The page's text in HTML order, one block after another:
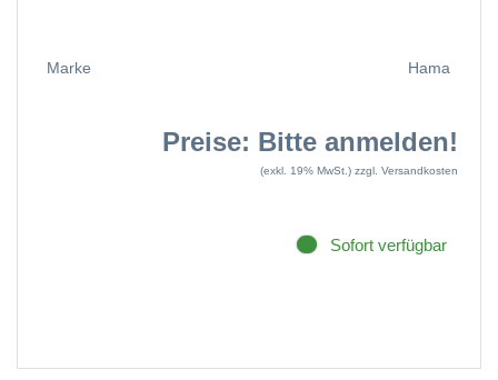
Marke Hama
Preise: Bitte anmelden!
(exkl. 19% MwSt.) zzgl. Versandkosten
Sofort verfügbar